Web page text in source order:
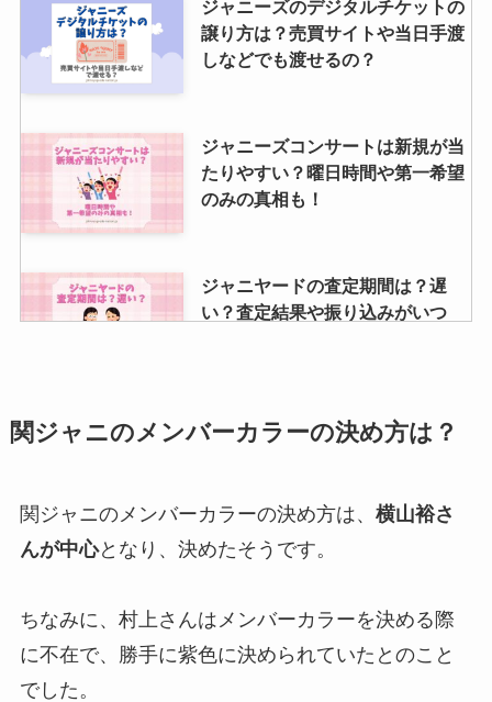
ジャニーズのデジタルチケットの
譲り方は？売買サイトや当日手渡
しなどでも渡せるの？
ジャニーズコンサートは新規が当
たりやすい？曜日時間や第一希望
のみの真相も！
ジャニヤードの査定期間は？遅
い？査定結果や振り込みがいつ
SixTONESの買取を調査！cdや
在学中を調査
関ジャニのメンバーカラーの決め方は？
関ジャニのメンバーカラーの決め方は、 横山裕さ
んが中心となり、決めたそうです。
ちなみに、村上さんはメンバーカラーを決める際
に不在で、勝手に紫色に決められていたとのこと
でした。